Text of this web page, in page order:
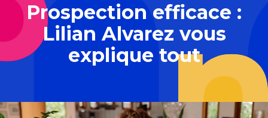
Prospection efficace :
Lilian Alvarez vous
explique tout